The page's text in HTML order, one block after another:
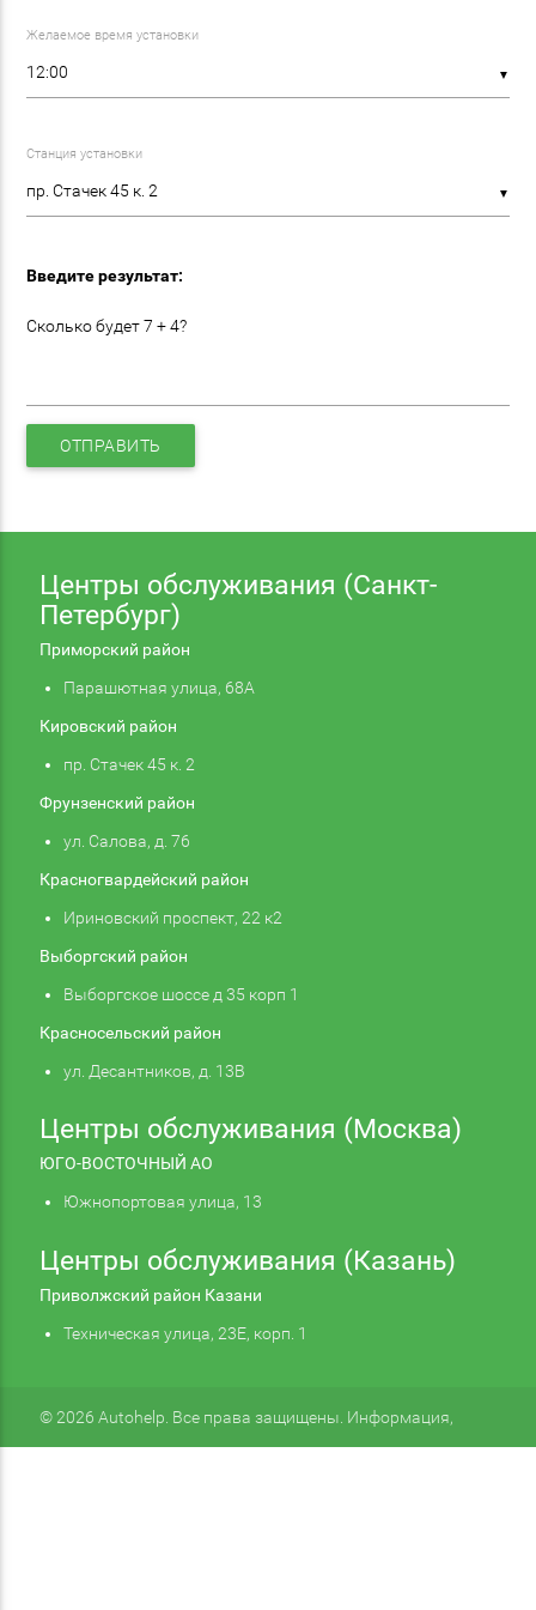
Желаемое время установки
▼
Станция установки
▼
Введите результат:
Сколько будет 7 + 4?
ОТПРАВИТЬ
Центры обслуживания (Санкт-
Петербург)
Приморский район
Парашютная улица, 68А
Кировский район
пр. Стачек 45 к. 2
Фрунзенский район
ул. Салова, д. 76
Красногвардейский район
Ириновский проспект, 22 к2
Выборгский район
Выборгское шоссе д 35 корп 1
Красносельский район
ул. Десантников, д. 13В
Центры обслуживания (Москва)
ЮГО-ВОСТОЧНЫЙ АО
Южнопортовая улица, 13
Центры обслуживания (Казань)
Приволжский район Казани
Техническая улица, 23Е, корп. 1
© 2026 Autohelp. Все права защищены. Информация,